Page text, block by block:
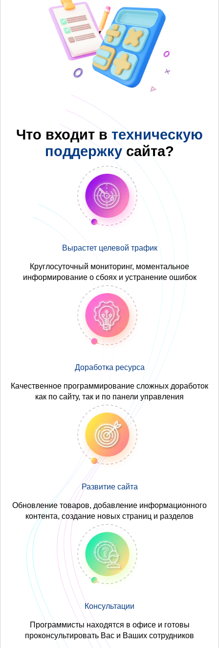
Что входит в техническую
поддержку сайта?
Вырастет целевой трафик
Круглосуточный мониторинг, моментальное
информирование о сбоях и устранение ошибок
Доработка ресурса
Качественное программирование сложных доработок
как по сайту, так и по панели управления
Развитие сайта
Обновление товаров, добавление информационного
контента, создание новых страниц и разделов
Консультации
Программисты находятся в офисе и готовы
проконсультировать Вас и Ваших сотрудников